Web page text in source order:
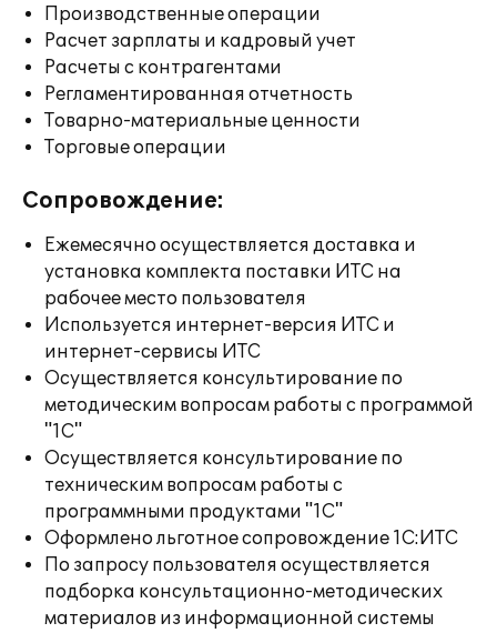
Производственные операции
Расчет зарплаты и кадровый учет
Расчеты с контрагентами
Регламентированная отчетность
Товарно-материальные ценности
Торговые операции
Сопровождение:
Ежемесячно осуществляется доставка и
установка комплекта поставки ИТС на
рабочее место пользователя
Используется интернет-версия ИТС и
интернет-сервисы ИТС
Осуществляется консультирование по
методическим вопросам работы с программой
"1С"
Осуществляется консультирование по
техническим вопросам работы с
программными продуктами "1С"
Оформлено льготное сопровождение 1С:ИТС
По запросу пользователя осуществляется
подборка консультационно-методических
материалов из информационной системы